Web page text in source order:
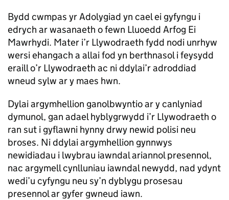
Bydd cwmpas yr Adolygiad yn cael ei gyfyngu i
edrych ar wasanaeth o fewn Lluoedd Arfog Ei
Mawrhydi. Mater i’r Llywodraeth fydd nodi unrhyw
wersi ehangach a allai fod yn berthnasol i feysydd
eraill o’r Llywodraeth ac ni ddylai’r adroddiad
wneud sylw ar y maes hwn.
Dylai argymhellion ganolbwyntio ar y canlyniad
dymunol, gan adael hyblygrwydd i’r Llywodraeth o
ran sut i gyflawni hynny drwy newid polisi neu
broses. Ni ddylai argymhellion gynnwys
newidiadau i lwybrau iawndal ariannol presennol,
nac argymell cynlluniau iawndal newydd, nad ydynt
wedi’u cyfyngu neu sy’n dyblygu prosesau
presennol ar gyfer gwneud iawn.